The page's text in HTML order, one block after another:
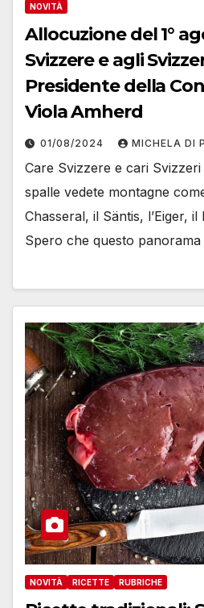
NOVITÀ
Allocuzione del 1°
Svizzere e agli
Presidente della
Viola Amherd
01/08/2024 MICHELA DI
Care Svizzere e cari Svizzeri
spalle vedete montagne
Chasseral, il Säntis, l’Eiger,
Spero che questo
NOVITÀ RICETTE RUBRICHE